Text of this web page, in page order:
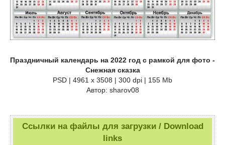
Праздничный календарь на 2022 год с рамкой для фото -
Снежная сказка
PSD | 4961 х 3508 | 300 dpi | 155 Mb
Автор: sharov08
Ссылки на файлы для загрузки / Download
links